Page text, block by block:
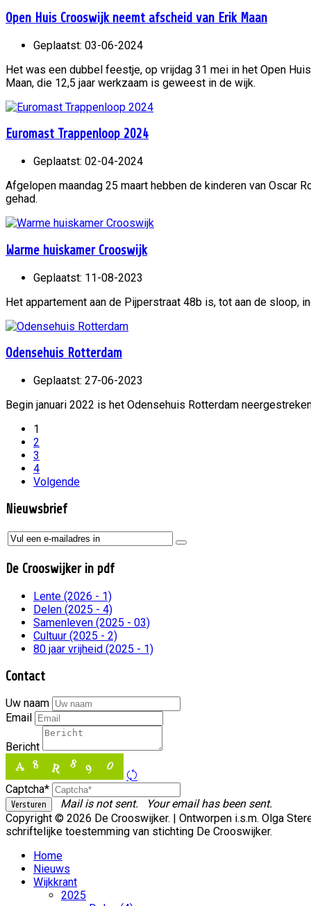
Open Huis Crooswijk neemt afscheid van Erik Maan
Geplaatst: 03-06-2024
Het was een dubbel feestje, op vrijdag 31 mei in het Open
Maan, die 12,5 jaar werkzaam is geweest in de wijk.
Euromast Trappenloop 2024
Geplaatst: 02-04-2024
Afgelopen maandag 25 maart hebben de kinderen van Oscar
gehad.
Warme huiskamer Crooswijk
Geplaatst: 11-08-2023
Het appartement aan de Pijperstraat 48b is, tot aan de sloop,
Odensehuis Rotterdam
Geplaatst: 27-06-2023
Begin januari 2022 is het Odensehuis Rotterdam
1
2
3
4
Volgende
Nieuwsbrief
De Crooswijker in pdf
Lente (2026 - 1)
Delen (2025 - 4)
Samenleven (2025 - 03)
Cultuur (2025 - 2)
80 jaar vrijheid (2025 - 1)
Contact
Uw naam
Email
Bericht
Captcha*
Mail is not sent.
Your email has been sent.
Copyright © 2026 De Crooswijker. | Ontworpen i.s.m. Olga
schriftelijke toestemming van stichting De Crooswijker.
Home
Nieuws
Wijkkrant
2025